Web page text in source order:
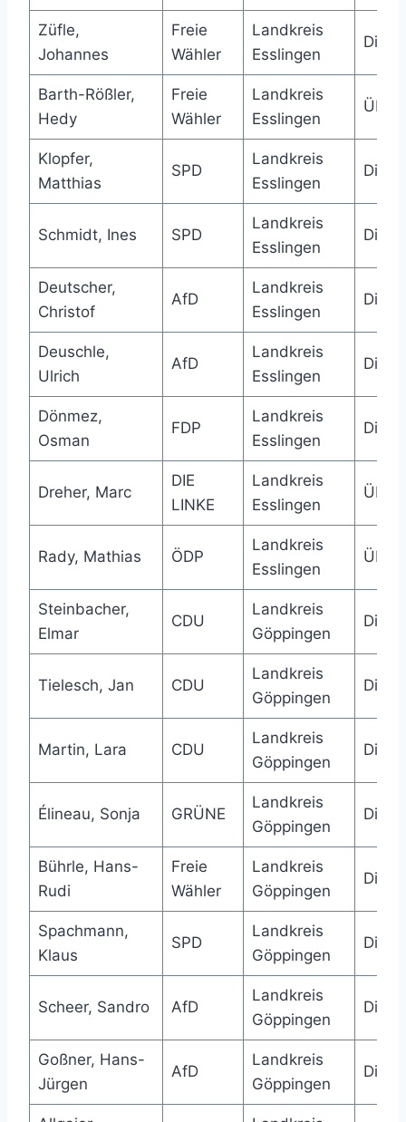
Züfle,
Johannes
Freie
Wähler
Landkreis
Esslingen
Barth-Rößler,
Hedy
Freie
Wähler
Landkreis
Esslingen
Klopfer,
Matthias
SPD
Landkreis
Esslingen
Schmidt, Ines SPD
Landkreis
Esslingen
Deutscher,
Christof
AfD
Landkreis
Esslingen
Deuschle,
Ulrich
AfD
Landkreis
Esslingen
Dönmez,
Osman
FDP
Landkreis
Esslingen
Dreher, Marc
DIE
LINKE
Landkreis
Esslingen
Rady, Mathias ÖDP
Landkreis
Esslingen
Steinbacher,
Elmar
CDU
Landkreis
Göppingen
Tielesch, Jan CDU
Landkreis
Göppingen
Martin, Lara CDU
Landkreis
Göppingen
Élineau, Sonja GRÜNE
Landkreis
Göppingen
Bührle, Hans-
Rudi
Freie
Wähler
Landkreis
Göppingen
Spachmann,
Klaus
SPD
Landkreis
Göppingen
Scheer, Sandro AfD
Landkreis
Göppingen
Goßner, Hans-
Jürgen
AfD
Landkreis
Göppingen